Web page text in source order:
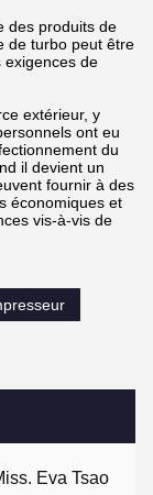
Eva Tsao
des produits de
de turbo peut être
exigences de
extérieur, y
ont eu
du
il devient un
fournir à des
économiques et
vis-à-vis de